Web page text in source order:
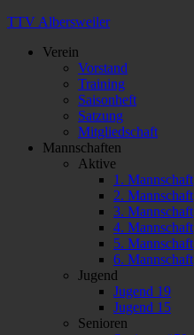
TTV Albersweiler
Verein
Vorstand
Training
Saisonheft
Satzung
Mitgliedschaft
Mannschaften
Aktive
1. Mannschaft
2. Mannschaft
3. Mannschaft
4. Mannschaft
5. Mannschaft
6. Mannschaft
Jugend
Jugend 19
Jugend 15
Senioren